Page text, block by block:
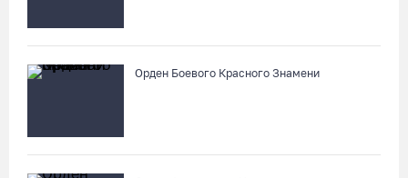
Орден Боевого Красного Знамени